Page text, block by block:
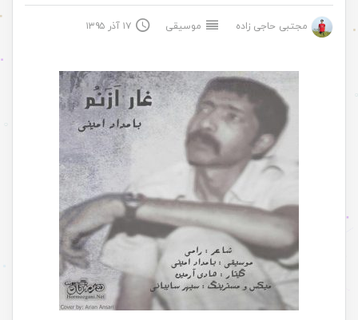
مجتبی حاجی زاده موسیقی ۱۷ آذر ۱۳۹۵